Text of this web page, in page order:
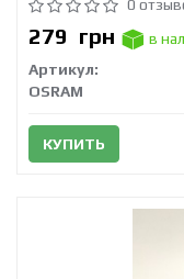
0
279 грн
в
Артикул:
OSRAM
КУПИТЬ